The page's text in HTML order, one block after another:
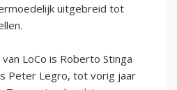
uitgebreid tot
LoCo is Roberto Stinga
Peter Legro, tot vorig jaar